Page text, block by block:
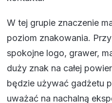
W tej grupie znaczenie
poziom znakowania.
spokojne logo, grawer,
duży znak na całej
będzie używać gadżetu
uważać na nachalną